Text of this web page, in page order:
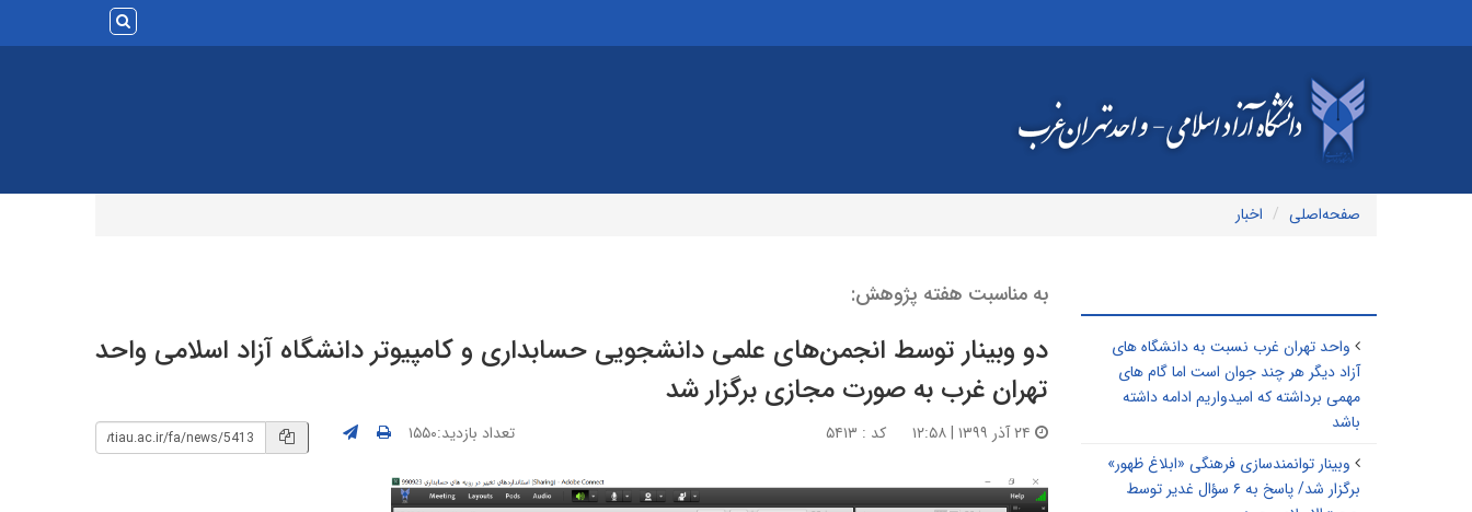
صفحه‌اصلی اخبار
به مناسبت هفته پژوهش:
دو وبینار توسط انجمن‌های علمی دانشجویی حسابداری و کامپیوتر دانشگاه آزاد اسلامی واحد
تهران غرب به صورت مجازی برگزار شد
کد : ۵۴۱۳ تعداد بازدید:۱۵۵۰
واحد تهران غرب نسبت به دانشگاه های
آزاد دیگر هر چند جوان است اما گام های
مهمی برداشته که امیدواریم ادامه داشته
باشد
وبینار توانمندسازی فرهنگی «ابلاغ ظهور»
برگزار شد/ پاسخ به ۶ سؤال غدیر توسط